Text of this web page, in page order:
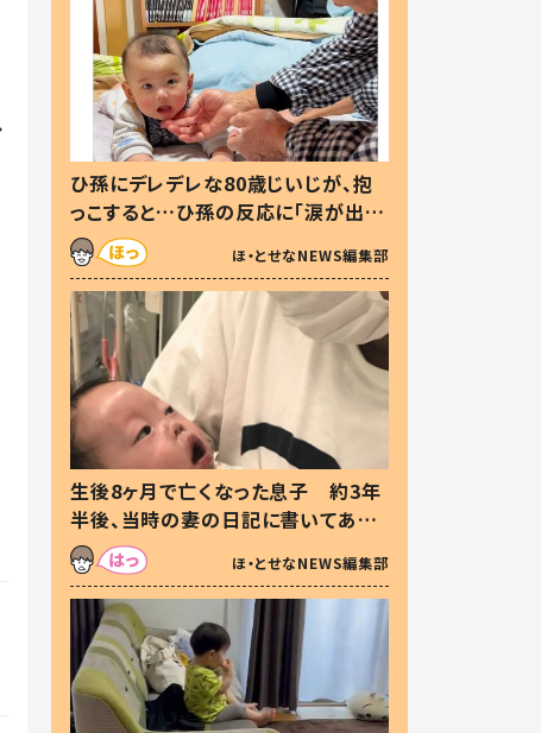
ひ孫にデレデレな80歳じいじが、抱
っこすると…ひ孫の反応に「涙が出ま
した」「可愛くて仕方ない」
ほ・とせなNEWS編集部
生後8ヶ月で亡くなった息子 約3年
半後、当時の妻の日記に書いてあっ
た本音とは
ほ・とせなNEWS編集部